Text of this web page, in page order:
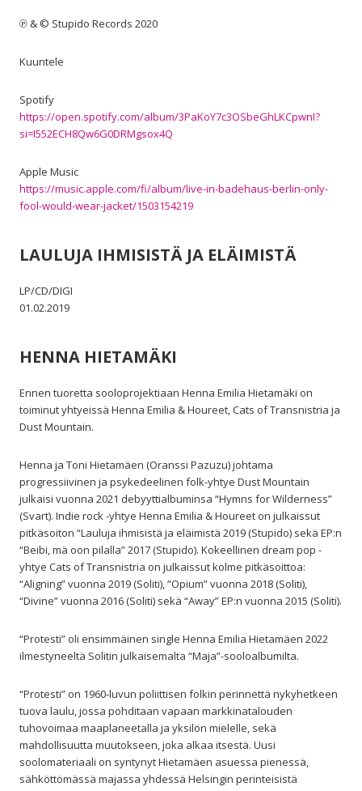
℗ & © Stupido Records 2020
Kuuntele
Spotify
https://open.spotify.com/album/3PaKoY7c3OSbeGhLKCpwnI?
si=I552ECH8Qw6G0DRMgsox4Q
Apple Music
https://music.apple.com/fi/album/live-in-badehaus-berlin-only-
fool-would-wear-jacket/1503154219
LAULUJA IHMISISTÄ JA ELÄIMISTÄ
LP/CD/DIGI
01.02.2019
HENNA HIETAMÄKI
Ennen tuoretta sooloprojektiaan Henna Emilia Hietamäki on
toiminut yhtyeissä Henna Emilia & Houreet, Cats of Transnistria ja
Dust Mountain.
Henna ja Toni Hietamäen (Oranssi Pazuzu) johtama
progressiivinen ja psykedeelinen folk-yhtye Dust Mountain
julkaisi vuonna 2021 debyyttialbuminsa “Hymns for Wilderness”
(Svart). Indie rock -yhtye Henna Emilia & Houreet on julkaissut
pitkäsoiton “Lauluja ihmisistä ja eläimistä 2019 (Stupido) sekä EP:n
“Beibi, mä oon pilalla” 2017 (Stupido). Kokeellinen dream pop -
yhtye Cats of Transnistria on julkaissut kolme pitkäsoittoa:
“Aligning” vuonna 2019 (Soliti), “Opium” vuonna 2018 (Soliti),
“Divine” vuonna 2016 (Soliti) sekä “Away” EP:n vuonna 2015 (Soliti).
“Protesti” oli ensimmäinen single Henna Emilia Hietamäen 2022
ilmestyneeltä Solitin julkaisemalta “Maja”-sooloalbumilta.
“Protesti” on 1960-luvun poliittisen folkin perinnettä nykyhetkeen
tuova laulu, jossa pohditaan vapaan markkinatalouden
tuhovoimaa maaplaneetalla ja yksilön mielelle, sekä
mahdollisuutta muutokseen, joka alkaa itsestä. Uusi
soolomateriaali on syntynyt Hietamäen asuessa pienessä,
sähköttömässä majassa yhdessä Helsingin perinteisistä